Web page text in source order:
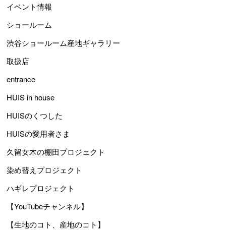
イベント情報
ショールーム
渋谷ショールーム産地ギャラリー
取扱店
entrance
HUIS in house
HUISのくつした
HUISの愛用者さま
久留女木の棚田プロジェクト
染め替えプロジェクト
ハギレプロジェクト
【YouTubeチャンネル】
【生地のコト、産地のコト】